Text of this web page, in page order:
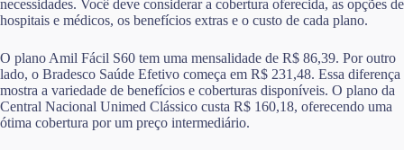
necessidades. Você deve considerar a cobertura oferecida, as opções de
hospitais e médicos, os benefícios extras e o custo de cada plano.
O plano Amil Fácil S60 tem uma mensalidade de R$ 86,39. Por outro
lado, o Bradesco Saúde Efetivo começa em R$ 231,48. Essa diferença
mostra a variedade de benefícios e coberturas disponíveis. O plano da
Central Nacional Unimed Clássico custa R$ 160,18, oferecendo uma
ótima cobertura por um preço intermediário.